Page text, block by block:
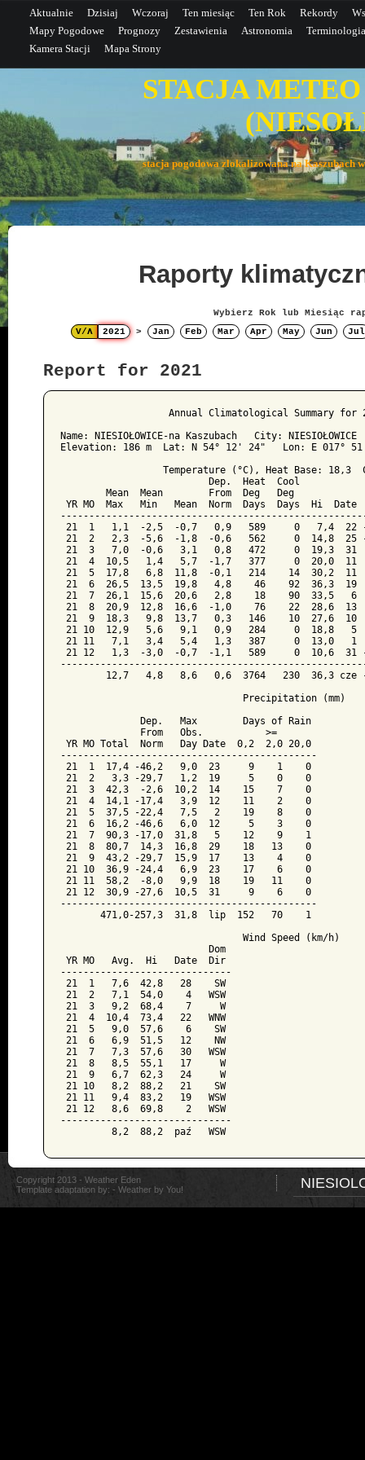
Aktualnie Dzisiaj Wczoraj Ten miesiąc Ten Rok Rekordy
Mapy Pogodowe
Prognozy Zestawienia Astronomia
Terminologia
Kamera Stacji
Mapa Strony
STACJA
stacja pogodowa zlokalizowana na
Raporty
Wybierz Rok lub Miesiąc
V/Λ
2021 > Jan Feb Mar Apr May Jun Jul
Report for 2021
Annual Climatological Summary for
Name: NIESIOŁOWICE-na Kaszubach   City:
Elevation: 186 m  Lat: N 54° 12' 24"   Lon: E 017°
Temperature (°C), Heat Base: 18,3
Dep.  Heat  Cool
Mean  Mean        From  Deg   Deg
YR MO  Max   Min   Mean  Norm  Days  Days  Hi
21  1   1,1  -2,5  -0,7   0,9   589     0   7,4
21  2   2,3  -5,6  -1,8  -0,6   562     0  14,8
21  3   7,0  -0,6   3,1   0,8   472     0  19,3
21  4  10,5   1,4   5,7  -1,7   377     0  20,0
21  5  17,8   6,8  11,8  -0,1   214    14  30,2
21  6  26,5  13,5  19,8   4,8    46    92  36,3
21  7  26,1  15,6  20,6   2,8    18    90  33,5
21  8  20,9  12,8  16,6  -1,0    76    22  28,6
21  9  18,3   9,8  13,7   0,3   146    10  27,6
21 10  12,9   5,6   9,1   0,9   284     0  18,8
21 11   7,1   3,4   5,4   1,3   387     0  13,0
21 12   1,3  -3,0  -0,7  -1,1   589     0  10,6
12,7   4,8   8,6   0,6  3764   230  36,3 cze
                                Precipitation (mm)
              Dep.   Max        Days of Rain
              From   Obs.           >=
YR MO Total  Norm   Day Date  0,2  2,0 20,0
---------------------------------------------
21  1  17,4 -46,2   9,0  23     9    1    0
21  2   3,3 -29,7   1,2  19     5    0    0
21  3  42,3  -2,6  10,2  14    15    7    0
21  4  14,1 -17,4   3,9  12    11    2    0
21  5  37,5 -22,4   7,5   2    19    8    0
21  6  16,2 -46,6   6,0  12     5    3    0
21  7  90,3 -17,0  31,8   5    12    9    1
21  8  80,7  14,3  16,8  29    18   13    0
21  9  43,2 -29,7  15,9  17    13    4    0
21 10  36,9 -24,4   6,9  23    17    6    0
21 11  58,2  -8,0   9,9  18    19   11    0
21 12  30,9 -27,6  10,5  31     9    6    0
---------------------------------------------
       471,0-257,3  31,8  lip  152   70    1
                                Wind Speed (km/h)
                          Dom
YR MO   Avg.  Hi   Date  Dir
------------------------------
21  1   7,6  42,8   28    SW
21  2   7,1  54,0    4   WSW
21  3   9,2  68,4    7     W
21  4  10,4  73,4   22   WNW
21  5   9,0  57,6    6    SW
21  6   6,9  51,5   12    NW
21  7   7,3  57,6   30   WSW
21  8   8,5  55,1   17     W
21  9   6,7  62,3   24     W
21 10   8,2  88,2   21    SW
21 11   9,4  83,2   19   WSW
21 12   8,6  69,8    2   WSW
------------------------------
         8,2  88,2  paź   WSW
Copyright 2013 - Weather Eden
Template adaptation by: - Weather by You!